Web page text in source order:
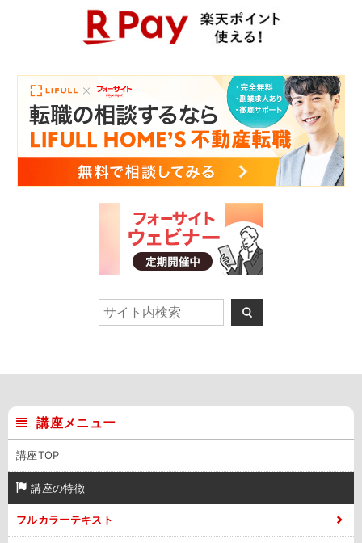
講座メニュー
講座TOP
講座の特徴
フルカラーテキスト